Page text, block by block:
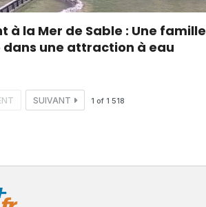
à la Mer de Sable : Une famille
dans une attraction à eau
SUIVANT 1 of 1 518